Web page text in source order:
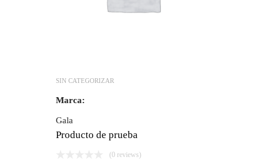
SIN CATEGORIZAR
Marca:
Gala
Producto de prueba
(0 reviews)